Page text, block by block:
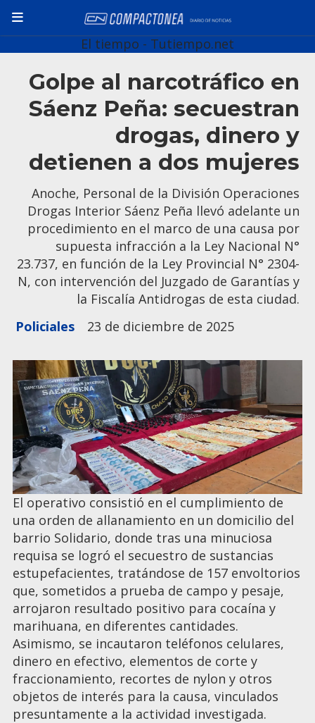
El tiempo - Tutiempo.net
Golpe al narcotráfico en
Sáenz Peña: secuestran
drogas, dinero y
detienen a dos mujeres
Anoche, Personal de la División Operaciones
Drogas Interior Sáenz Peña llevó adelante un
procedimiento en el marco de una causa por
supuesta infracción a la Ley Nacional N°
23.737, en función de la Ley Provincial N° 2304-
N, con intervención del Juzgado de Garantías y
la Fiscalía Antidrogas de esta ciudad.
Policiales
23 de diciembre de 2025
El operativo consistió en el cumplimiento de
una orden de allanamiento en un domicilio del
barrio Solidario, donde tras una minuciosa
requisa se logró el secuestro de sustancias
estupefacientes, tratándose de 157 envoltorios
que, sometidos a prueba de campo y pesaje,
arrojaron resultado positivo para cocaína y
marihuana, en diferentes cantidades.
Asimismo, se incautaron teléfonos celulares,
dinero en efectivo, elementos de corte y
fraccionamiento, recortes de nylon y otros
objetos de interés para la causa, vinculados
presuntamente a la actividad investigada.